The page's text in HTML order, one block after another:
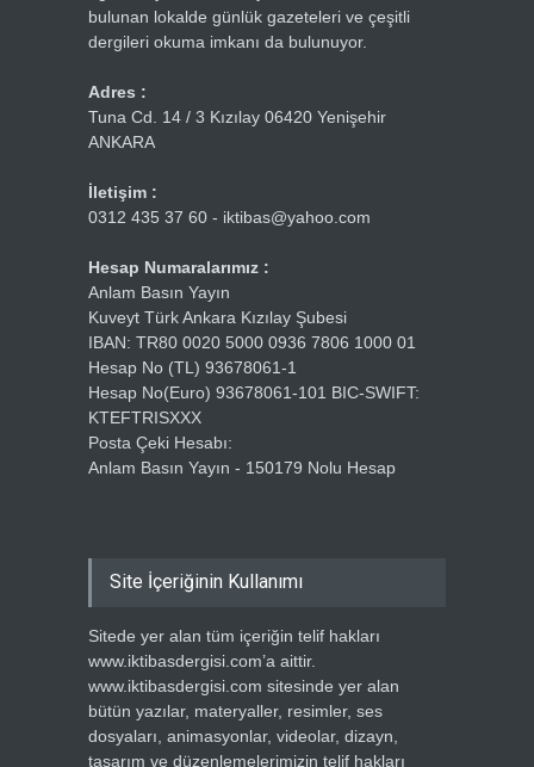
bulunan lokalde günlük gazeteleri ve çeşitli
dergileri okuma imkanı da bulunuyor.
Adres :
Tuna Cd. 14 / 3 Kızılay 06420 Yenişehir
ANKARA
İletişim :
0312 435 37 60 - iktibas@yahoo.com
Hesap Numaralarımız :
Anlam Basın Yayın
Kuveyt Türk Ankara Kızılay Şubesi
IBAN: TR80 0020 5000 0936 7806 1000 01
Hesap No (TL) 93678061-1
Hesap No(Euro) 93678061-101 BIC-SWIFT:
KTEFTRISXXX
Posta Çeki Hesabı:
Anlam Basın Yayın - 150179 Nolu Hesap
Site İçeriğinin Kullanımı
Sitede yer alan tüm içeriğin telif hakları
www.iktibasdergisi.com’a aittir.
www.iktibasdergisi.com sitesinde yer alan
bütün yazılar, materyaller, resimler, ses
dosyaları, animasyonlar, videolar, dizayn,
tasarım ve düzenlemelerimizin telif hakları